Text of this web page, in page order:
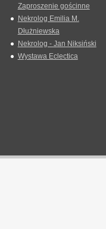
Zaproszenie gościnne
Nekrolog Emilia M.
Dłużniewska
Nekrolog - Jan Niksiński
Wystawa Eclectica